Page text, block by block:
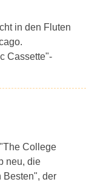
in den Fluten
Cassette"-
College
neu, die
Besten", der